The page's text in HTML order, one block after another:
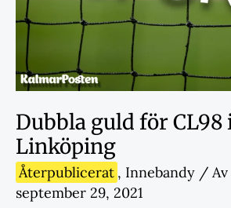
Dubbla guld för CL98
Linköping
Återpublicerat , Innebandy / Av
september 29, 2021